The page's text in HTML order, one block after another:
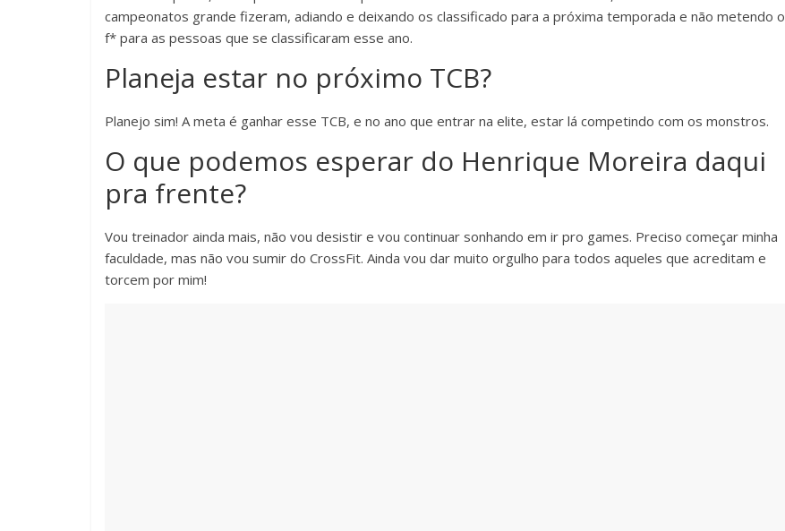
campeonatos grande fizeram, adiando e deixando os classificado para a próxima temporada e não metendo o
f* para as pessoas que se classificaram esse ano.
Planeja estar no próximo TCB?
Planejo sim! A meta é ganhar esse TCB, e no ano que entrar na elite, estar lá competindo com os monstros.
O que podemos esperar do Henrique Moreira daqui
pra frente?
Vou treinador ainda mais, não vou desistir e vou continuar sonhando em ir pro games. Preciso começar minha
faculdade, mas não vou sumir do CrossFit. Ainda vou dar muito orgulho para todos aqueles que acreditam e
torcem por mim!